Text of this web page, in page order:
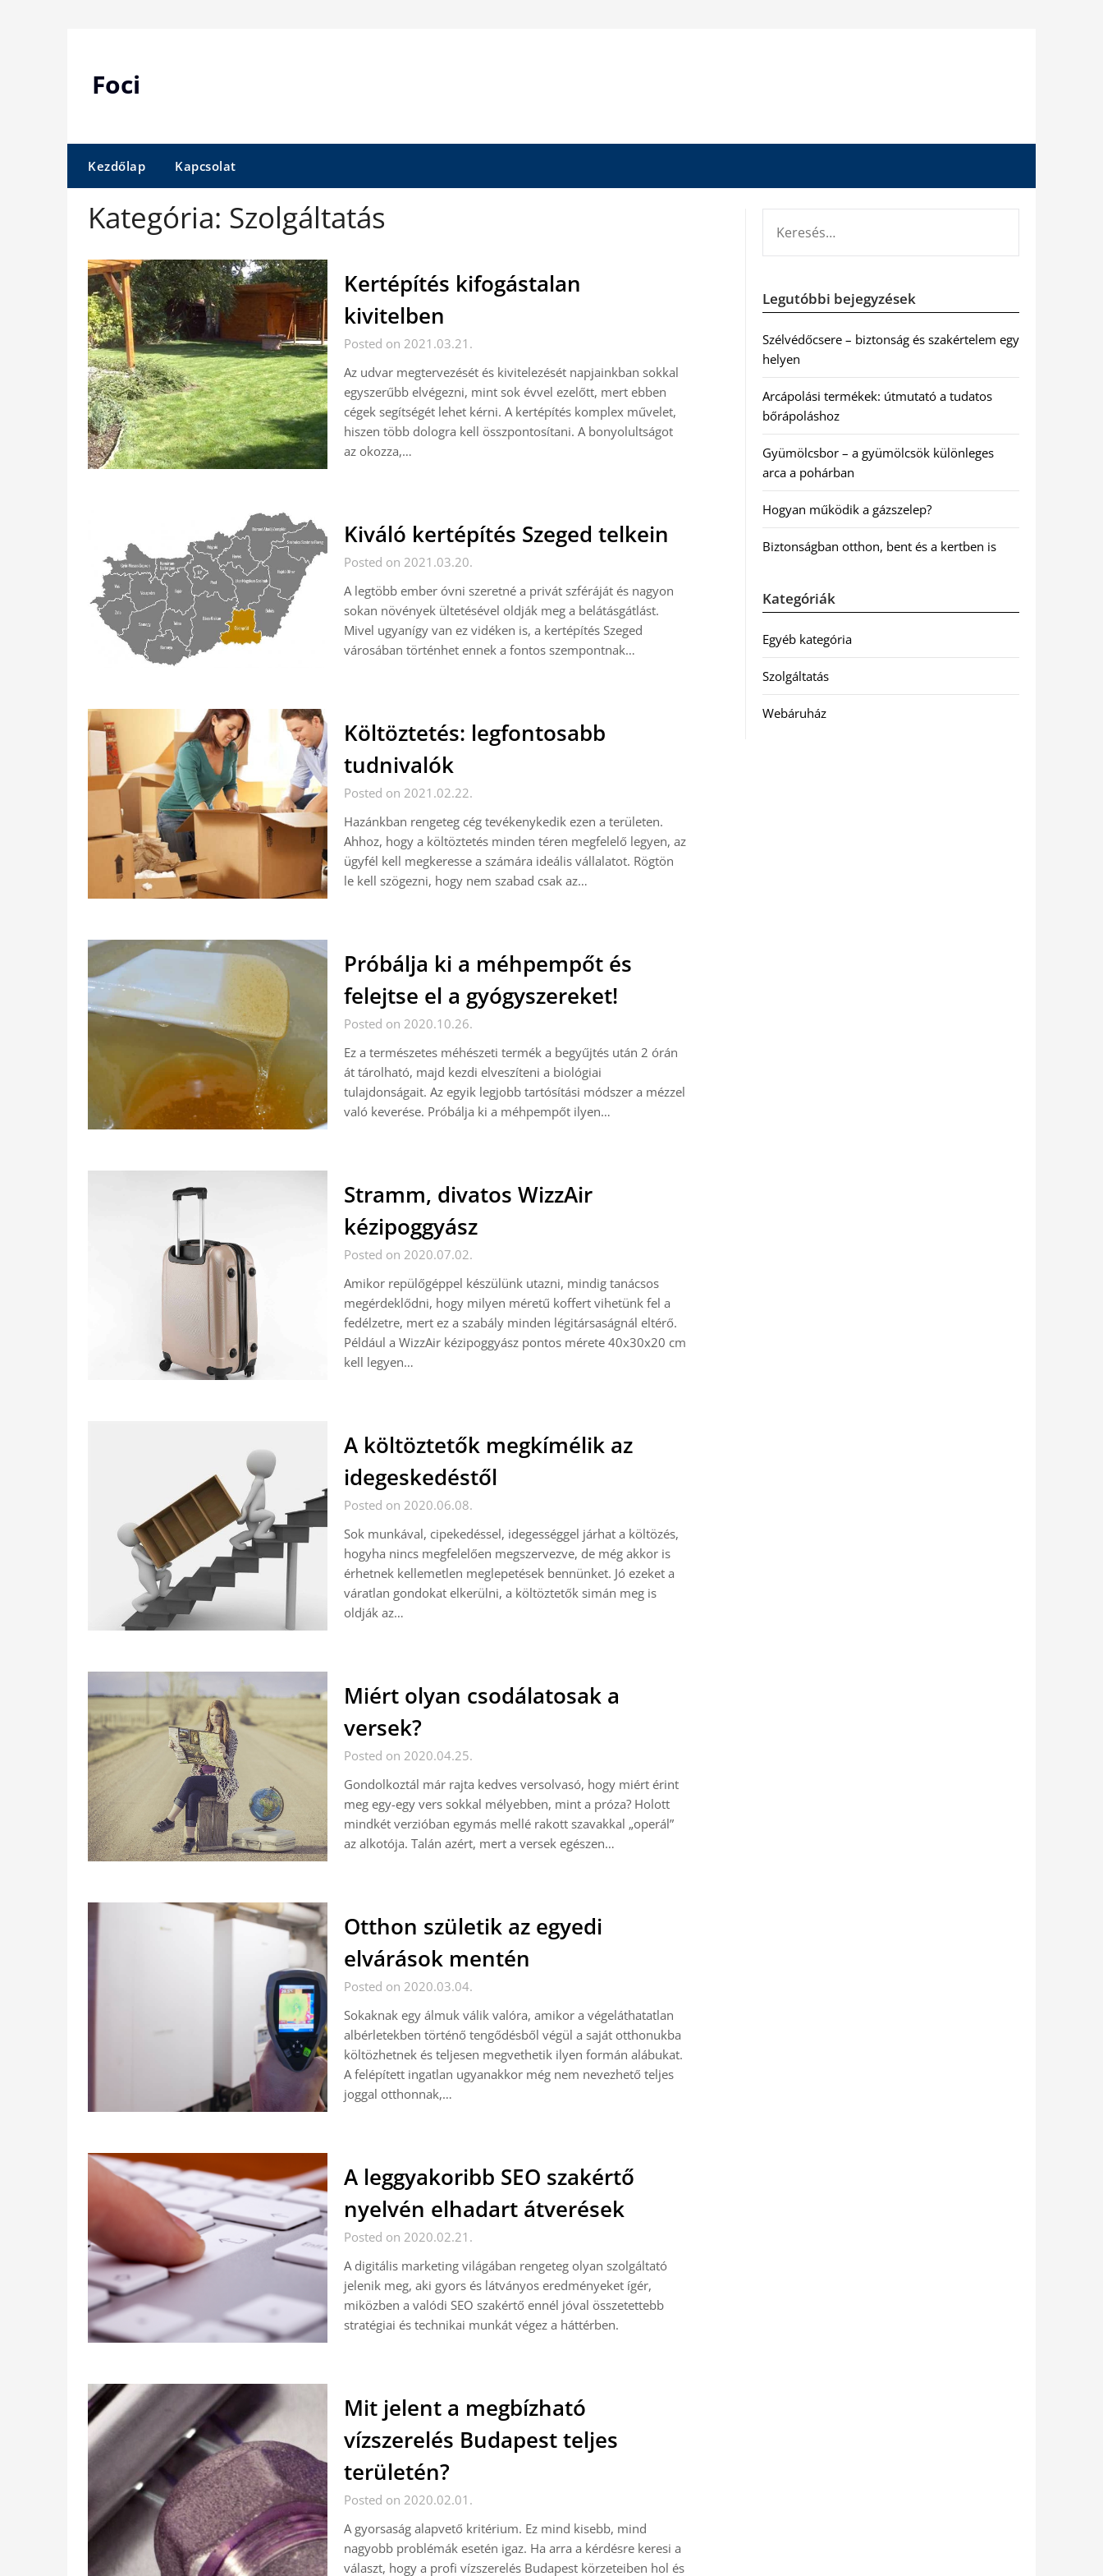
Foci
Kezdőlap Kapcsolat
Kategória: Szolgáltatás
Kertépítés kifogástalan
kivitelben
Posted on 2021.03.21.
Az udvar megtervezését és kivitelezését napjainkban sokkal
egyszerűbb elvégezni, mint sok évvel ezelőtt, mert ebben
cégek segítségét lehet kérni. A kertépítés komplex művelet,
hiszen több dologra kell összpontosítani. A bonyolultságot
az okozza,…
Kiváló kertépítés Szeged telkein
Posted on 2021.03.20.
A legtöbb ember óvni szeretné a privát szféráját és nagyon
sokan növények ültetésével oldják meg a belátásgátlást.
Mivel ugyanígy van ez vidéken is, a kertépítés Szeged
városában történhet ennek a fontos szempontnak…
Költöztetés: legfontosabb
tudnivalók
Posted on 2021.02.22.
Hazánkban rengeteg cég tevékenykedik ezen a területen.
Ahhoz, hogy a költöztetés minden téren megfelelő legyen, az
ügyfél kell megkeresse a számára ideális vállalatot. Rögtön
le kell szögezni, hogy nem szabad csak az…
Próbálja ki a méhpempőt és
felejtse el a gyógyszereket!
Posted on 2020.10.26.
Ez a természetes méhészeti termék a begyűjtés után 2 órán
át tárolható, majd kezdi elveszíteni a biológiai
tulajdonságait. Az egyik legjobb tartósítási módszer a mézzel
való keverése. Próbálja ki a méhpempőt ilyen…
Stramm, divatos WizzAir
kézipoggyász
Posted on 2020.07.02.
Amikor repülőgéppel készülünk utazni, mindig tanácsos
megérdeklődni, hogy milyen méretű koffert vihetünk fel a
fedélzetre, mert ez a szabály minden légitársaságnál eltérő.
Például a WizzAir kézipoggyász pontos mérete 40x30x20 cm
kell legyen…
A költöztetők megkímélik az
idegeskedéstől
Posted on 2020.06.08.
Sok munkával, cipekedéssel, idegességgel járhat a költözés,
hogyha nincs megfelelően megszervezve, de még akkor is
érhetnek kellemetlen meglepetések bennünket. Jó ezeket a
váratlan gondokat elkerülni, a költöztetők simán meg is
oldják az…
Miért olyan csodálatosak a
versek?
Posted on 2020.04.25.
Gondolkoztál már rajta kedves versolvasó, hogy miért érint
meg egy-egy vers sokkal mélyebben, mint a próza? Holott
mindkét verzióban egymás mellé rakott szavakkal „operál”
az alkotója. Talán azért, mert a versek egészen…
Otthon születik az egyedi
elvárások mentén
Posted on 2020.03.04.
Sokaknak egy álmuk válik valóra, amikor a végeláthatatlan
albérletekben történő tengődésből végül a saját otthonukba
költözhetnek és teljesen megvethetik ilyen formán alábukat.
A felépített ingatlan ugyanakkor még nem nevezhető teljes
joggal otthonnak,…
A leggyakoribb SEO szakértő
nyelvén elhadart átverések
Posted on 2020.02.21.
A digitális marketing világában rengeteg olyan szolgáltató
jelenik meg, aki gyors és látványos eredményeket ígér,
miközben a valódi SEO szakértő ennél jóval összetettebb
stratégiai és technikai munkát végez a háttérben.
Mit jelent a megbízható
vízszerelés Budapest teljes
területén?
Posted on 2020.02.01.
A gyorsaság alapvető kritérium. Ez mind kisebb, mind
nagyobb problémák esetén igaz. Ha arra a kérdésre keresi a
választ, hogy a profi vízszerelés Budapest körzeteiben hol és
Legutóbbi bejegyzések
Szélvédőcsere – biztonság és szakértelem egy
helyen
Arcápolási termékek: útmutató a tudatos
bőrápoláshoz
Gyümölcsbor – a gyümölcsök különleges
arca a pohárban
Hogyan működik a gázszelep?
Biztonságban otthon, bent és a kertben is
Kategóriák
Egyéb kategória
Szolgáltatás
Webáruház